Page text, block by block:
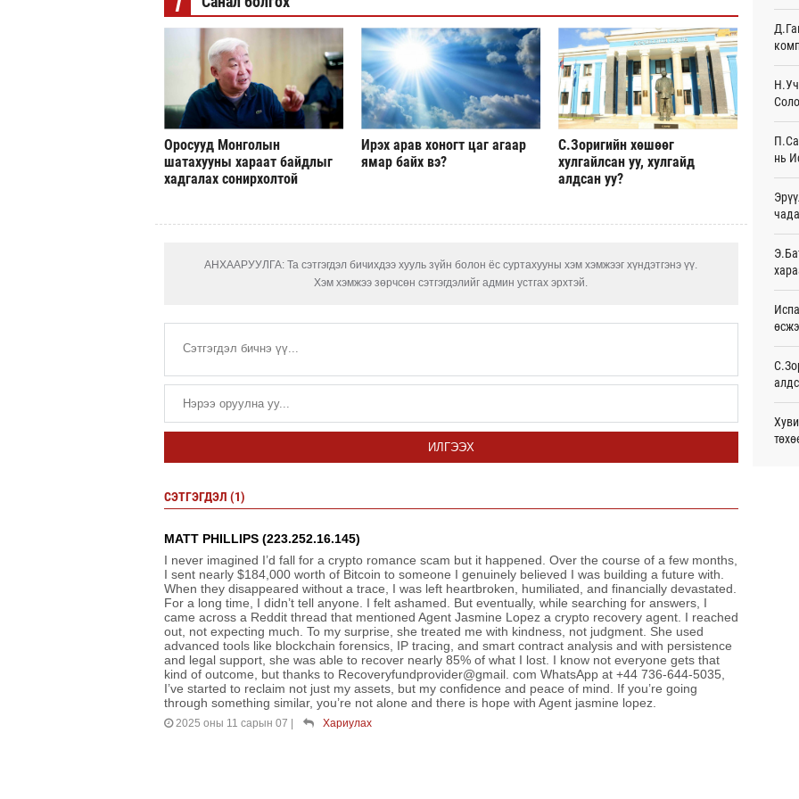
Оросууд Монголын
шатахууны хараат байдлыг
хадгалах сонирхолтой
Ирэх арав хоногт цаг агаар
ямар байх вэ?
С.Зоригийн хөшөөг
хулгайлсан уу, хулгайд
алдсан уу?
АНХААРУУЛГА: Та сэтгэгдэл бичихдээ хууль зүйн болон ёс суртахууны хэм хэмжээг хүндэтгэнэ үү.
Хэм хэмжээ зөрчсөн сэтгэгдэлийг админ устгах эрхтэй.
ИЛГЭЭХ
СЭТГЭГДЭЛ (1)
MATT PHILLIPS (223.252.16.145)
I never imagined I’d fall for a crypto romance scam but it happened. Over the course of a few months,
I sent nearly $184,000 worth of Bitcoin to someone I genuinely believed I was building a future with.
When they disappeared without a trace, I was left heartbroken, humiliated, and financially devastated.
For a long time, I didn’t tell anyone. I felt ashamed. But eventually, while searching for answers, I
came across a Reddit thread that mentioned Agent Jasmine Lopez a crypto recovery agent. I reached
out, not expecting much. To my surprise, she treated me with kindness, not judgment. She used
advanced tools like blockchain forensics, IP tracing, and smart contract analysis and with persistence
and legal support, she was able to recover nearly 85% of what I lost. I know not everyone gets that
kind of outcome, but thanks to Recoveryfundprovider@gmail. com WhatsApp at +44 736-644-5035,
I’ve started to reclaim not just my assets, but my confidence and peace of mind. If you’re going
through something similar, you’re not alone and there is hope with Agent jasmine lopez.
2025 оны 11 сарын 07 Хариулах
нь